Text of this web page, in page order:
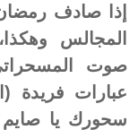
إذا صادف
المجالس
صوت
عبارات فريدة
سحورك يا